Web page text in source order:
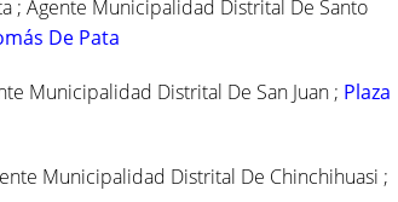
; Agente Municipalidad Distrital De Santo
De Pata
Municipalidad Distrital De San Juan ; Plaza
Municipalidad Distrital De Chinchihuasi ;